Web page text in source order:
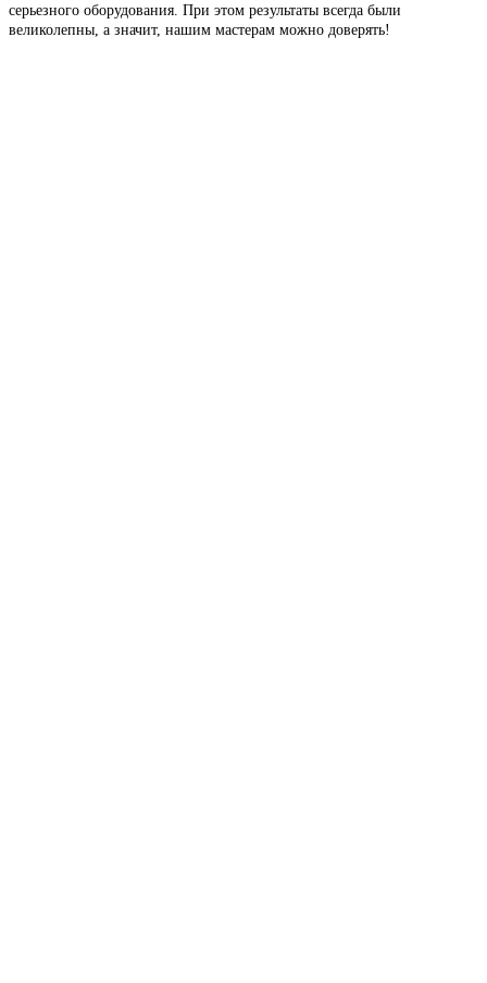
серьезного оборудования. При этом результаты всегда были
великолепны, а значит, нашим мастерам можно доверять!